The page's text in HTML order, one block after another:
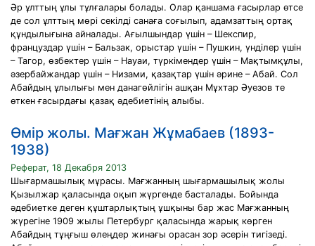
Әр ұлттың ұлы тұлғалары болады. Олар қаншама ғасырлар өтсе
де сол ұлттың мөрі секілді санаға соғылып, адамзаттың ортақ
құндылығына айналады. Ағылшындар үшін – Шекспир,
француздар үшін – Бальзак, орыстар үшін – Пушкин, үнділер үшін
– Тагор, өзбектер үшін – Науаи, түркімендер үшін – Мақтымқұлы,
әзербайжандар үшін – Низами, қазақтар үшін әрине – Абай. Сол
Абайдың ұлылығы мен данагөйлігін ашқан Мұхтар Әуезов те
өткен ғасырдағы қазақ әдебиетінің алыбы.
Өмір жолы. Мағжан Жұмабаев (1893-
1938)
Реферат, 18 Декабря 2013
Шығармашылық мұрасы. Мағжанның шығармашылық жолы
Қызылжар қаласында оқып жүргенде басталады. Бойында
әдебиетке деген құштарлықтың ұшқыны бар жас Мағжанның
жүрегіне 1909 жылы Петербург қаласында жарық көрген
Абайдың тұңғыш өлеңдер жинағы орасан зор әсерін тигізеді.